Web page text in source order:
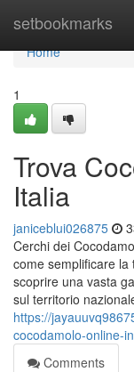
setbookmarks
Home
Home
1
Trova
Italia
janiceblui026875
Cerchi dei
come semplificare
scoprire una vasta
sul territorio
https://
cocodamolo-online-
Comments